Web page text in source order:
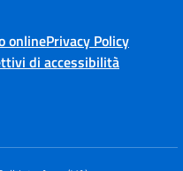
onlinePrivacy Policy
di accessibilità